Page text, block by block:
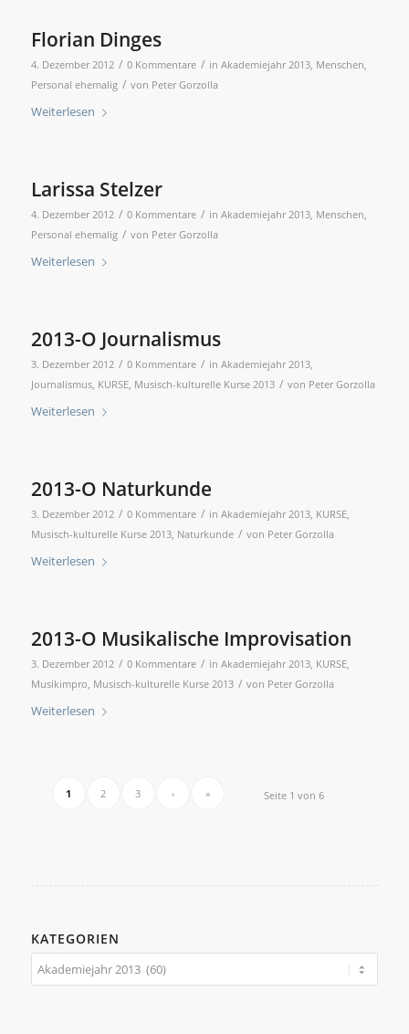
Florian Dinges
4. Dezember 2012 / 0 Kommentare / in Akademiejahr 2013, Menschen,
Personal ehemalig / von Peter Gorzolla
Weiterlesen
Larissa Stelzer
4. Dezember 2012 / 0 Kommentare / in Akademiejahr 2013, Menschen,
Personal ehemalig / von Peter Gorzolla
Weiterlesen
2013-O Journalismus
3. Dezember 2012 / 0 Kommentare / in Akademiejahr 2013,
Journalismus, KURSE, Musisch-kulturelle Kurse 2013 / von Peter Gorzolla
Weiterlesen
2013-O Naturkunde
3. Dezember 2012 / 0 Kommentare / in Akademiejahr 2013, KURSE,
Musisch-kulturelle Kurse 2013, Naturkunde / von Peter Gorzolla
Weiterlesen
2013-O Musikalische Improvisation
3. Dezember 2012 / 0 Kommentare / in Akademiejahr 2013, KURSE,
Musikimpro, Musisch-kulturelle Kurse 2013 / von Peter Gorzolla
Weiterlesen
Seite 1 von 6
1 2 3 › »
KATEGORIEN
Kategorien